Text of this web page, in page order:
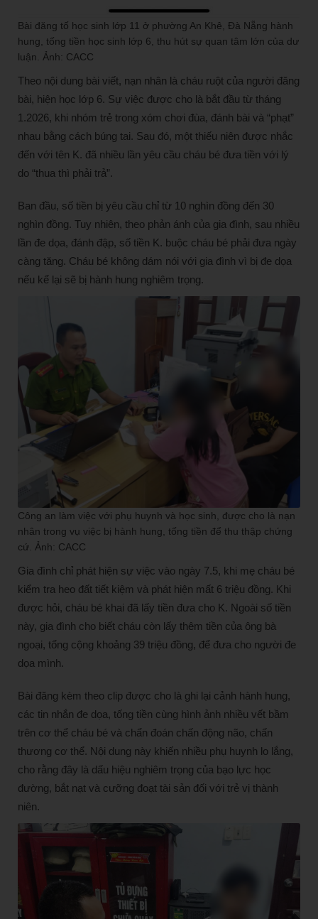
Bài đăng tố học sinh lớp 11 ở phường An Khê, Đà Nẵng hành
hung, tống tiền học sinh lớp 6, thu hút sự quan tâm lớn của dư
luận. Ảnh: CACC
Theo nội dung bài viết, nạn nhân là cháu ruột của người đăng
bài, hiện học lớp 6. Sự việc được cho là bắt đầu từ tháng
1.2026, khi nhóm trẻ trong xóm chơi đùa, đánh bài và “phạt”
nhau bằng cách búng tai. Sau đó, một thiếu niên được nhắc
đến với tên K. đã nhiều lần yêu cầu cháu bé đưa tiền với lý
do “thua thì phải trả”.
Ban đầu, số tiền bị yêu cầu chỉ từ 10 nghìn đồng đến 30
nghìn đồng. Tuy nhiên, theo phản ánh của gia đình, sau nhiều
lần đe dọa, đánh đập, số tiền K. buộc cháu bé phải đưa ngày
càng tăng. Cháu bé không dám nói với gia đình vì bị đe dọa
nếu kể lại sẽ bị hành hung nghiêm trọng.
Công an làm việc với phụ huynh và học sinh, được cho là nạn
nhân trong vụ việc bị hành hung, tống tiền để thu thập chứng
cứ. Ảnh: CACC
Gia đình chỉ phát hiện sự việc vào ngày 7.5, khi mẹ cháu bé
kiểm tra heo đất tiết kiệm và phát hiện mất 6 triệu đồng. Khi
được hỏi, cháu bé khai đã lấy tiền đưa cho K. Ngoài số tiền
này, gia đình cho biết cháu còn lấy thêm tiền của ông bà
ngoại, tổng cộng khoảng 39 triệu đồng, để đưa cho người đe
dọa mình.
Bài đăng kèm theo clip được cho là ghi lại cảnh hành hung,
các tin nhắn đe dọa, tống tiền cùng hình ảnh nhiều vết bầm
trên cơ thể cháu bé và chẩn đoán chấn động não, chấn
thương cơ thể. Nội dung này khiến nhiều phụ huynh lo lắng,
cho rằng đây là dấu hiệu nghiêm trọng của bạo lực học
đường, bắt nạt và cưỡng đoạt tài sản đối với trẻ vị thành
niên.